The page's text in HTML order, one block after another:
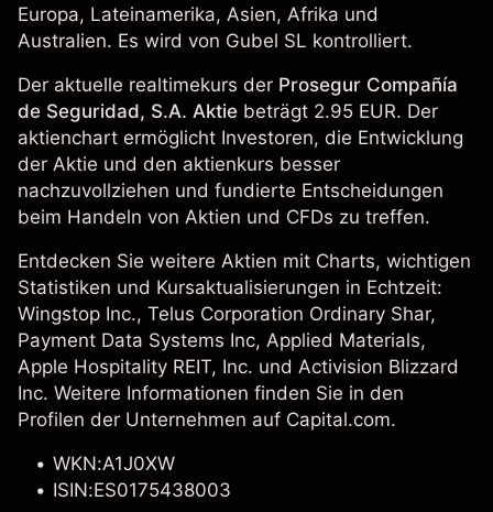
Europa, Lateinamerika, Asien, Afrika und
Australien. Es wird von Gubel SL kontrolliert.
Der aktuelle realtimekurs der Prosegur Compañía
de Seguridad, S.A. Aktie beträgt 2.95 EUR. Der
aktienchart ermöglicht Investoren, die Entwicklung
der Aktie und den aktienkurs besser
nachzuvollziehen und fundierte Entscheidungen
beim Handeln von Aktien und CFDs zu treffen.
Entdecken Sie weitere Aktien mit Charts, wichtigen
Statistiken und Kursaktualisierungen in Echtzeit:
Wingstop Inc., Telus Corporation Ordinary Shar,
Payment Data Systems Inc, Applied Materials,
Apple Hospitality REIT, Inc. und Activision Blizzard
Inc. Weitere Informationen finden Sie in den
Profilen der Unternehmen auf Capital.com.
WKN:A1J0XW
ISIN:ES0175438003